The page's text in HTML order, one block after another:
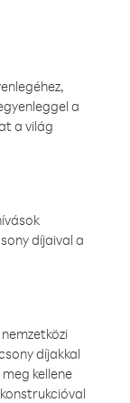
a
a világ
díjaival a
díjakkal
kellene